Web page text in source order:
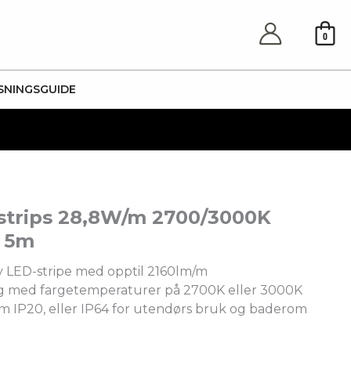
0
28,8W/m 2700/3000K
LED-stripe med opptil 2160lm/m
med fargetemperaturer på 2700K eller 3000K
IP20, eller IP64 for utendørs bruk og baderom